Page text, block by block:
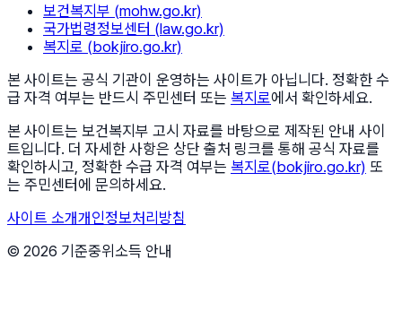
보건복지부 (mohw.go.kr)
국가법령정보센터 (law.go.kr)
복지로 (bokjiro.go.kr)
본 사이트는 공식 기관이 운영하는 사이트가 아닙니다. 정확한 수
급 자격 여부는 반드시 주민센터 또는 복지로에서 확인하세요.
본 사이트는 보건복지부 고시 자료를 바탕으로 제작된 안내 사이
트입니다. 더 자세한 사항은 상단 출처 링크를 통해 공식 자료를
확인하시고, 정확한 수급 자격 여부는 복지로(bokjiro.go.kr) 또
는 주민센터에 문의하세요.
사이트 소개개인정보처리방침
© 2026 기준중위소득 안내